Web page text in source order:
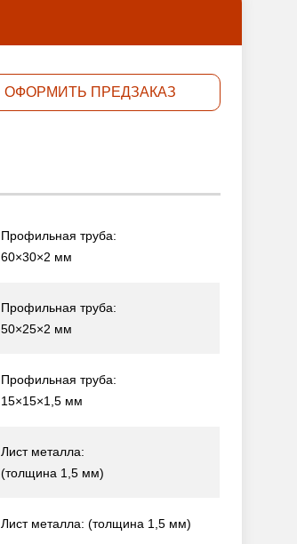
ОФОРМИТЬ ПРЕДЗАКАЗ
Профильная труба:
60×30×2 мм
Профильная труба:
50×25×2 мм
Профильная труба:
15×15×1,5 мм
Лист металла:
(толщина 1,5 мм)
Лист металла: (толщина 1,5 мм)